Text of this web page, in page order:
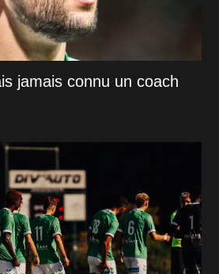
jamais connu un coach